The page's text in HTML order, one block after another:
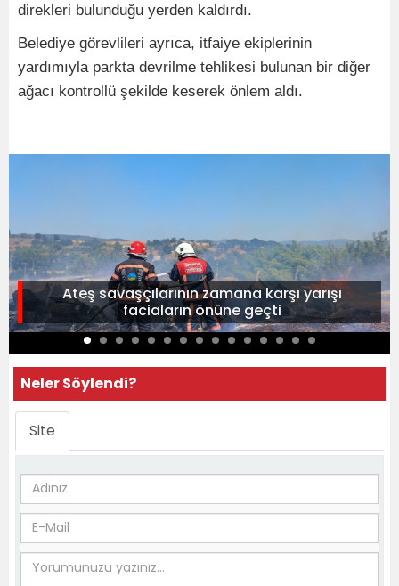
direkleri bulunduğu yerden kaldırdı.
Belediye görevlileri ayrıca, itfaiye ekiplerinin
yardımıyla parkta devrilme tehlikesi bulunan bir diğer
ağacı kontrollü şekilde keserek önlem aldı.
Ateş savaşçılarının zamana karşı yarışı
faciaların önüne geçti
Neler Söylendi?
Site